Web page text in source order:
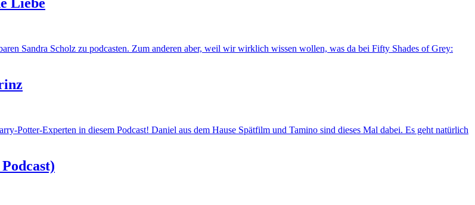
Sandra Scholz zu podcasten. Zum anderen aber, weil wir wirklich wissen wollen, was da bei Fifty Shades of Grey:
Potter-Experten in diesem Podcast! Daniel aus dem Hause Spätfilm und Tamino sind dieses Mal dabei. Es geht natürlich